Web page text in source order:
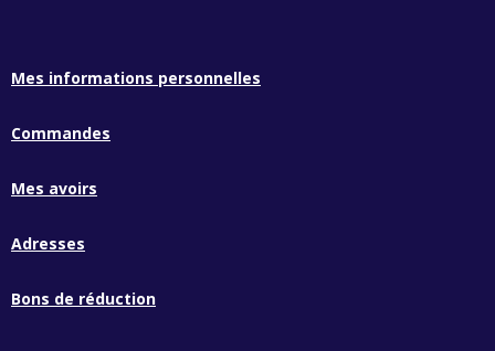
Mes informations personnelles
Commandes
Mes avoirs
Adresses
Bons de réduction